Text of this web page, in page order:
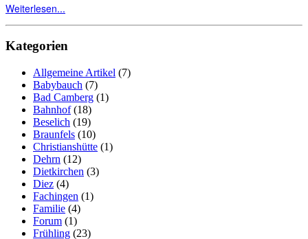
Weiterlesen...
Kategorien
Allgemeine Artikel (7)
Babybauch (7)
Bad Camberg (1)
Bahnhof(18)
Beselich (19)
Braunfels (10)
Christianshütte (1)
Dehrn (12)
Dietkirchen (3)
Diez (4)
Fachingen (1)
Familie (4)
Forum (1)
Frühling (23)